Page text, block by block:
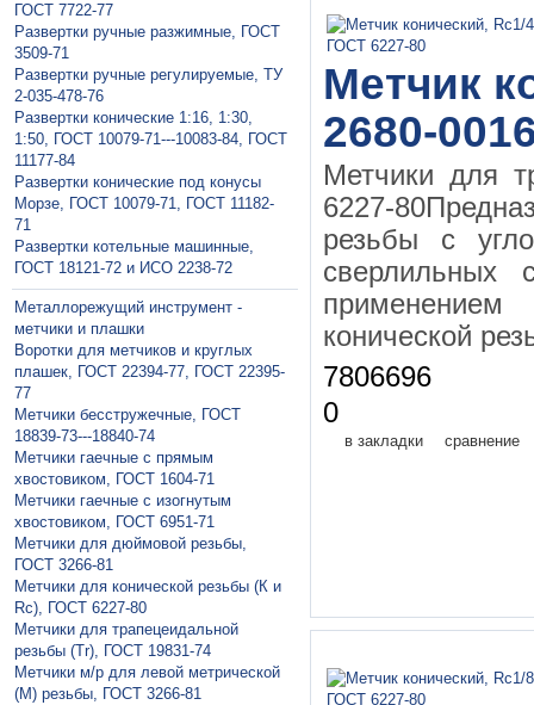
ГОСТ 7722-77
Рaзвертки ручные разжимные, ГОСТ
3509-71
Рaзвертки ручные регулируемые, ТУ
2-035-478-76
Развертки конические 1:16, 1:30,
1:50, ГОСТ 10079-71---10083-84, ГОСТ
11177-84
Развертки конические под конусы
Морзе, ГОСТ 10079-71, ГОСТ 11182-
71
Развертки котельные машинные,
ГОСТ 18121-72 и ИСО 2238-72
Металлорежущий инструмент -
метчики и плашки
Воротки для метчиков и круглых
плашек, ГОСТ 22394-77, ГОСТ 22395-
77
Метчики бесстружечные, ГОСТ
18839-73---18840-74
Метчики гaечные с прямым
хвостовиком, ГОСТ 1604-71
Метчики гаечные с изогнутым
хвостовиком, ГОСТ 6951-71
Метчики для дюймовой резьбы,
ГОСТ 3266-81
Метчики для конической резьбы (К и
Rc), ГОСТ 6227-80
Метчики для трапецеидальной
резьбы (Tr), ГОСТ 19831-74
Метчики м/р для левой метрической
(М) резьбы, ГОСТ 3266-81
Метчик
2680-
Метчики для
6227-
резьбы с
сверлильных
конической
7806696
0
в закладки сравнение